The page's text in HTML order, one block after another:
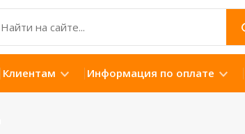
Клиентам Информация по оплате